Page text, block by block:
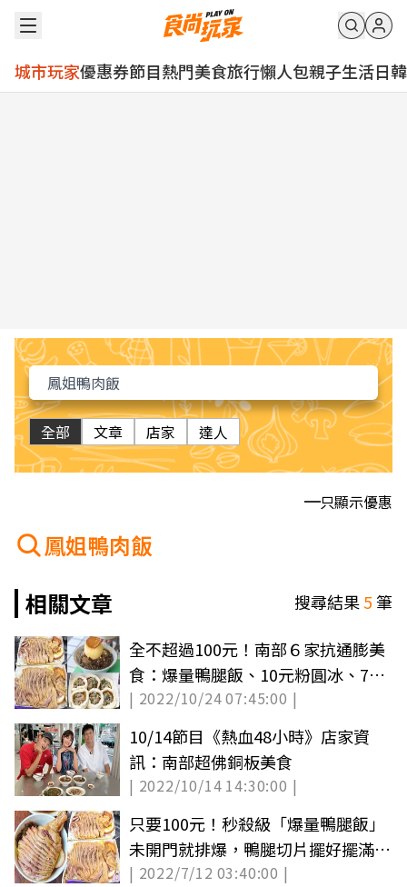
城市玩家優惠券節目熱門美食旅行懶人包親子生活日韓
全部 文章 店家 達人
只顯示優惠
鳳姐鴨肉飯
相關文章
搜尋結果5筆
全不超過100元！南部６家抗通膨美
食：爆量鴨腿飯、10元粉圓冰、79
元夾到滿
| 2022/10/24 07:45:00 |
10/14節目《熱血48小時》店家資
訊：南部超佛銅板美食
| 2022/10/14 14:30:00 |
只要100元！秒殺級「爆量鴨腿飯」
未開門就排爆，鴨腿切片擺好擺滿
CP值破表
| 2022/7/12 03:40:00 |